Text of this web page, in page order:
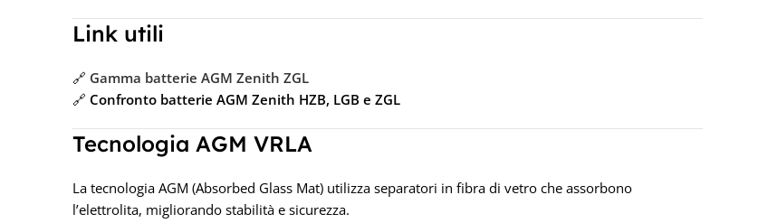
Link utili
🔗 Gamma batterie AGM Zenith ZGL
🔗 Confronto batterie AGM Zenith HZB, LGB e ZGL
Tecnologia AGM VRLA
La tecnologia AGM (Absorbed Glass Mat) utilizza separatori in fibra di vetro che assorbono
l’elettrolita, migliorando stabilità e sicurezza.